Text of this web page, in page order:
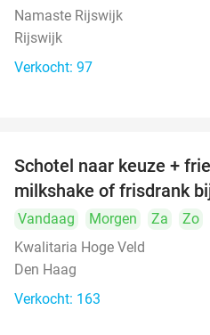
Namaste Rijswijk
Rijswijk
Verkocht: 97
Schotel naar keuze +
milkshake of frisdrank
Vandaag Morgen Za Zo
Kwalitaria Hoge Veld
Den Haag
Verkocht: 163